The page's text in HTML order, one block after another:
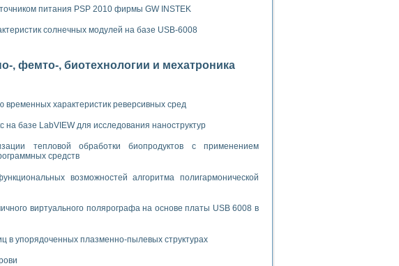
систем и средств управления»
канала измерения температуры» в среде LabVIEW
INSTRUMENTS в Нижегородском госуниверситете им. Н.И. Лобачевского
систем МИРЭА
в ИКТ насыщенной среде
систем МИРЭА
колледже связи и информатики
инновационного образовательного проекта РУДН
питания PSP 2010 фирмы GW INSTEK
солнечных модулей на базе USB-6008
, фемто-, биотехнологии и мехатроника
характеристик реверсивных сред
базе LabVIEW для исследования наноструктур
тепловой обработки биопродуктов с применением
средств
возможностей алгоритма полигармонической
виртуального полярографа на основе платы USB 6008 в
в упорядоченных плазменно-пылевых структурах